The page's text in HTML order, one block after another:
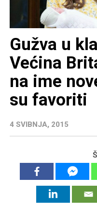
Gužva u
Većina
na ime
su favoriti
4 SVIBNJA, 2015